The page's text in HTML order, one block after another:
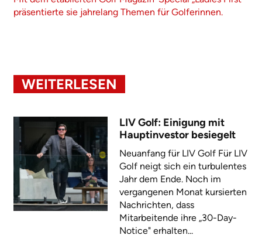
präsentierte sie jahrelang Themen für Golferinnen.
WEITERLESEN
LIV Golf: Einigung mit
Hauptinvestor besiegelt
Neuanfang für LIV Golf Für LIV
Golf neigt sich ein turbulentes
Jahr dem Ende. Noch im
vergangenen Monat kursierten
Nachrichten, dass
Mitarbeitende ihre „30-Day-
Notice" erhalten...